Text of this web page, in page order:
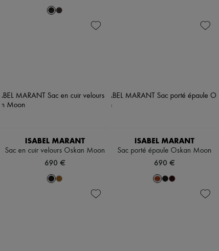
ISABEL MARANT
Sac en cuir velours Oskan Moon
690 €
ISABEL MARANT
Sac porté épaule Oskan Moon
690 €